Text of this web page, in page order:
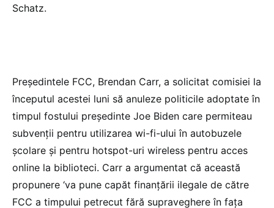
Schatz.
Preşedintele FCC, Brendan Carr, a solicitat comisiei la
începutul acestei luni să anuleze politicile adoptate în
timpul fostului preşedinte Joe Biden care permiteau
subvenţii pentru utilizarea wi-fi-ului în autobuzele
şcolare şi pentru hotspot-uri wireless pentru acces
online la biblioteci. Carr a argumentat că această
propunere ‘va pune capăt finanţării ilegale de către
FCC a timpului petrecut fără supraveghere în faţa